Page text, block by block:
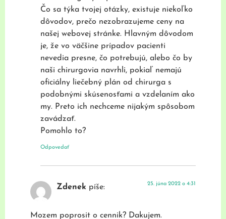
Čo sa týka tvojej otázky, existuje niekoľko
dôvodov, prečo nezobrazujeme ceny na
našej webovej stránke. Hlavným dôvodom
je, že vo väčšine prípadov pacienti
nevedia presne, čo potrebujú, alebo čo by
naši chirurgovia navrhli, pokiaľ nemajú
oficiálny liečebný plán od chirurga s
podobnými skúsenosťami a vzdelaním ako
my. Preto ich nechceme nijakým spôsobom
zavádzať.
Pomohlo to?
Odpovedať
Zdenek píše: 25. júna 2022 o 4:31
Mozem poprosit o cennik? Dakujem.